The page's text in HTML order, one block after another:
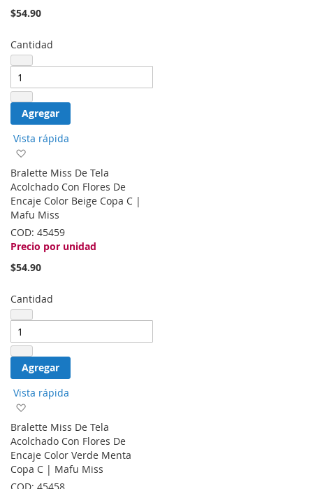
$54.90
Cantidad
Agregar
Vista rápida
la
lista
de
deseos
Bralette Miss De Tela
Acolchado Con Flores De
Encaje Color Beige Copa C |
Mafu Miss
COD: 45459
Precio por unidad
$54.90
Cantidad
Agregar
Vista rápida
la
lista
de
deseos
Bralette Miss De Tela
Acolchado Con Flores De
Encaje Color Verde Menta
Copa C | Mafu Miss